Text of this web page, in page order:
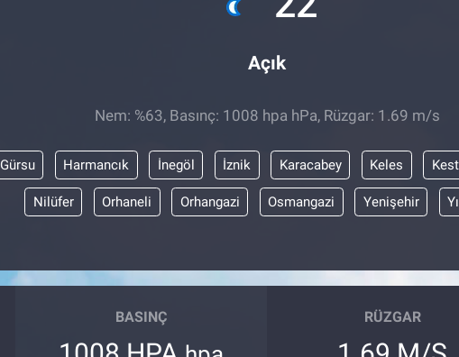
Açık
Nem: %63, Basınç: 1008 hpa hPa, Rüzgar: 1.69 m/s
Gürsu Harmancık İnegöl İznik Karacabey Keles
Nilüfer Orhaneli Orhangazi Osmangazi Yenişehir
BASINÇ RÜZGAR